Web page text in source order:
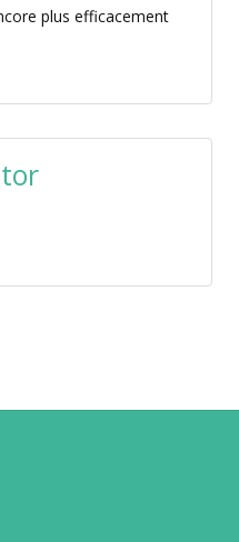
plus efficacement